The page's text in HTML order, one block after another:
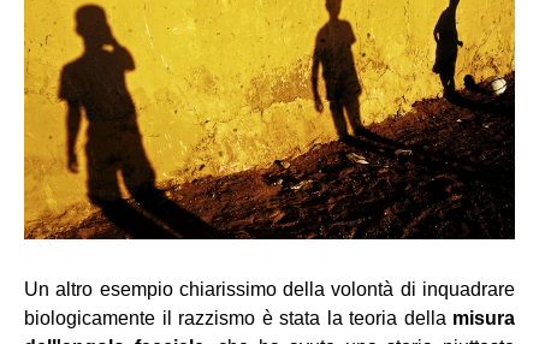
Un altro esempio chiarissimo della volontà di inquadrare
biologicamente il razzismo è stata la teoria della misura